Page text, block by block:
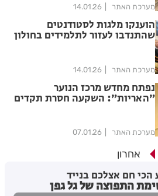
מערכת האתר 14.01.26
הוענקו מלגות לסטודנטים
שהתנדבו לעזור לתלמידים בחולון
מערכת האתר 14.01.26
נפתח מחדש מרכז הנוער
״האריות״: השקעה חסרת תקדים
מערכת האתר 07.01.26
אחרון
הכי חם אצלכם בנייד
התפוצה של גל גפן